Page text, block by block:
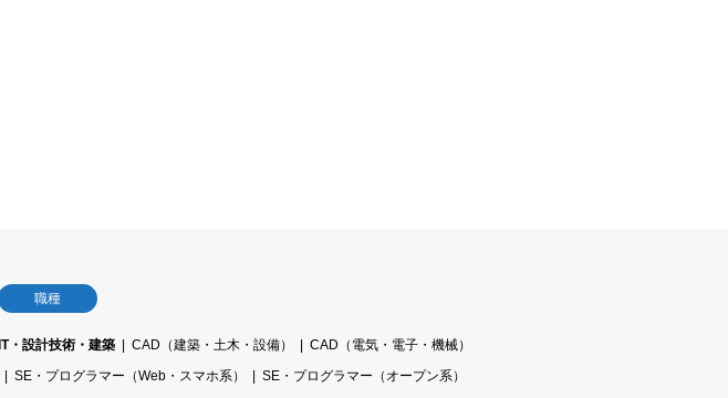
職種
IT・設計技術・建築 CAD（建築・土木・設備）
CAD（電気・電子・機械）
SE・プログラマー（Web・スマホ系）
SE・プログラマー（オープン系）